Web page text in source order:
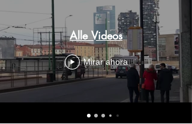
Alle Videos
Mirar ahora